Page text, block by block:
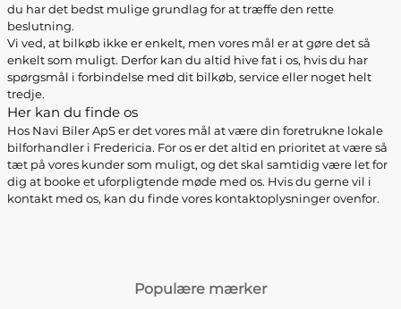
du har det bedst mulige grundlag for at træffe den rette
beslutning.
Vi ved, at bilkøb ikke er enkelt, men vores mål er at gøre det så
enkelt som muligt. Derfor kan du altid hive fat i os, hvis du har
spørgsmål i forbindelse med dit bilkøb, service eller noget helt
tredje.
Her kan du finde os
Hos Navi Biler ApS er det vores mål at være din foretrukne lokale
bilforhandler i Fredericia. For os er det altid en prioritet at være så
tæt på vores kunder som muligt, og det skal samtidig være let for
dig at booke et uforpligtende møde med os. Hvis du gerne vil i
kontakt med os, kan du finde vores kontaktoplysninger ovenfor.
Populære mærker